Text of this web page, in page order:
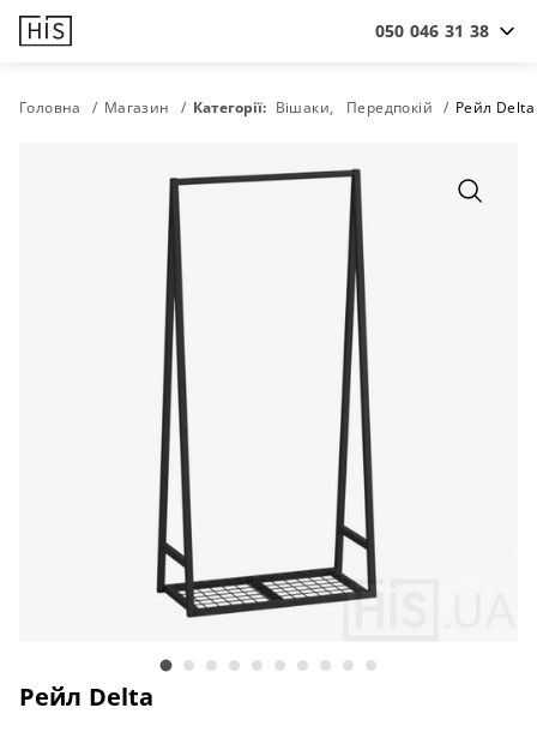
050 046 31 38
Головна Магазин Категорії: Вішаки Передпокій Рейл Delta
Рейл Delta